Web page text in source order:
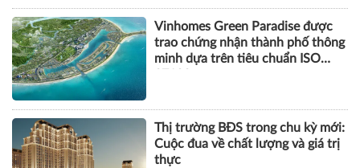
Thị trường BĐS trong chu kỳ mới:
Cuộc đua về chất lượng và giá trị
thực
DOANH NGHIỆP